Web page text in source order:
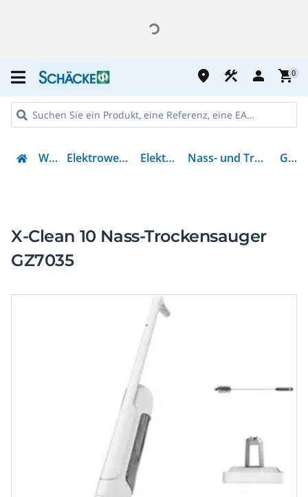
place construction person shopping_cart0
Werkzeug Elektrowerkzeuge & Zubehör Elektrowerkzeuge Nass- und Trockensauger (elektrisch) GZ7035
X-Clean 10 Nass-Trockensauger
GZ7035